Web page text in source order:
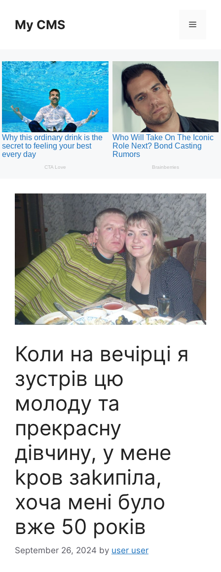
contentMy CMS Menu
Коли на вечірці я
зустрів цю
молоду та
прекрасну
дівчину, у мене
kров заkипіла,
хоча мені було
вже 50 років
September 26, 2024 by user user